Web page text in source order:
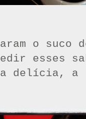
o suco
esses
delícia, a